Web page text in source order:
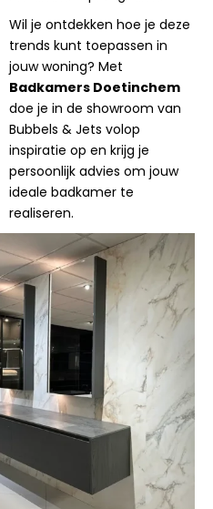
Wil je ontdekken hoe je deze
trends kunt toepassen in
jouw woning? Met
Badkamers Doetinchem
doe je in de showroom van
Bubbels & Jets volop
inspiratie op en krijg je
persoonlijk advies om jouw
ideale badkamer te
realiseren.